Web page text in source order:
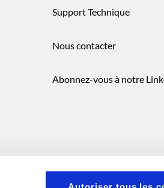
Support Technique
Nous contacter
Abonnez-vous à notre